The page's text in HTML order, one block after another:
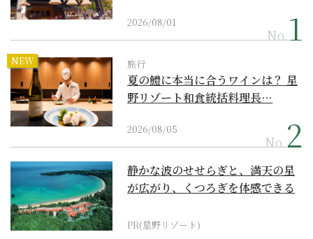
2026/08/01
No.
NEW 旅行
夏の鱧に本当に合うワインは？ 星
野リゾート和食統括料理長…
2026/08/05
No.
静かな波のせせらぎと、満天の星
が広がり、くつろぎを体感できる
PR(星野リゾート)